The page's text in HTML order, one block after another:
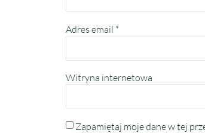
Adres email *
Witryna internetowa
Zapamiętaj moje dane w tej